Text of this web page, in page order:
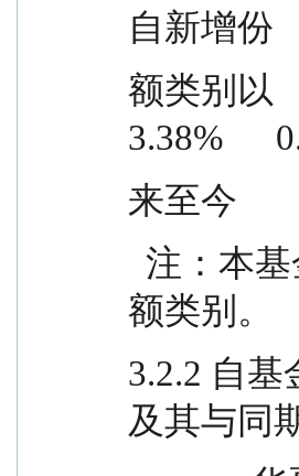
自新增份
额类别以
3.38%
来至今
额类别。
3.2.2 自
及其与同